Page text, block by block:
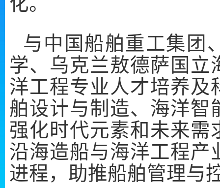
与中国船舶重工集团
学、乌克兰敖德萨国立
洋工程专业人才培养及
舶设计与制造、海洋智
强化时代元素和未来需
沿海造船与海洋工程产
进程，助推船舶管理与